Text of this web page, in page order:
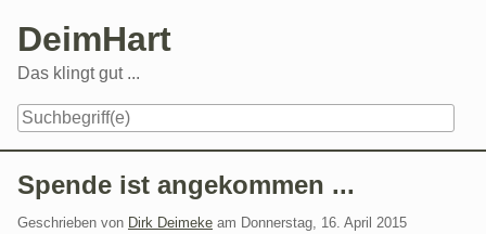
content
DeimHart
Das klingt gut ...
Spende ist angekommen ...
Geschrieben von Dirk Deimeke am Donnerstag, 16. April 2015